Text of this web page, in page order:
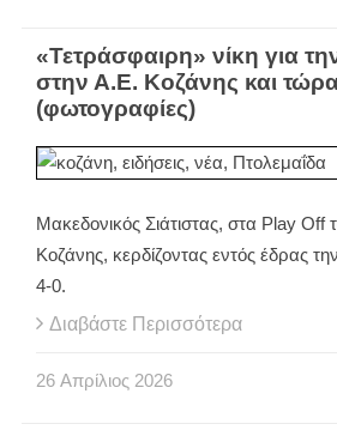
«Τετράσφαιρη» νίκη για
στην Α.Ε. Κοζάνης και
(φωτογραφίες)
Μακεδονικός Σιάτιστας, στα Play Off
Κοζάνης, κερδίζοντας εντός έδρας
4-0.
Διαβάστε Περισσότερα
26 Απρίλιος 2026